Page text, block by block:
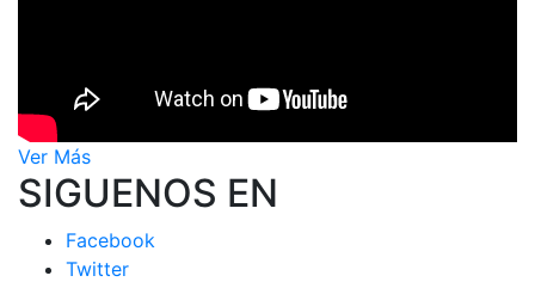
Ver Más
SIGUENOS EN
Facebook
Twitter